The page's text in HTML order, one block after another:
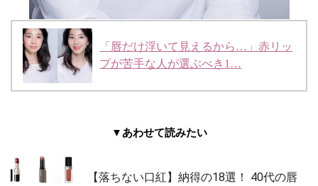
「唇だけ浮いて見えるから…」赤リッ
プが苦手な人が選ぶべき1…
▼あわせて読みたい
【落ちない口紅】納得の18選！ 40代の唇